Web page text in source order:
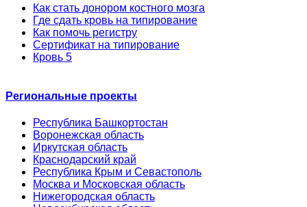
Как стать донором костного мозга
Где сдать кровь на типирование
Как помочь регистру
Сертификат на типирование
Кровь 5
Региональные проекты
Республика Башкортостан
Воронежская область
Иркутская область
Краснодарский край
Республика Крым и Севастополь
Москва и Московская область
Нижегородская область